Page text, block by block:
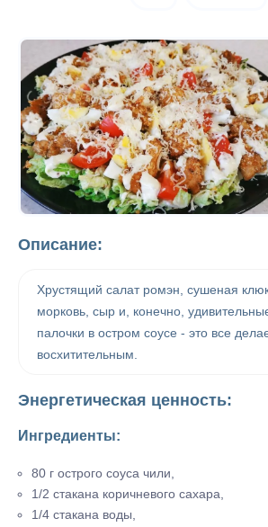
Описание:
Хрустящий салат ромэн, сушеная
морковь, сыр и, конечно,
палочки в остром соусе - это все
восхитительным.
Энергетическая ценность:
Ингредиенты:
80 г острого соуса чили,
1/2 стакана коричневого сахара,
1/4 стакана воды,